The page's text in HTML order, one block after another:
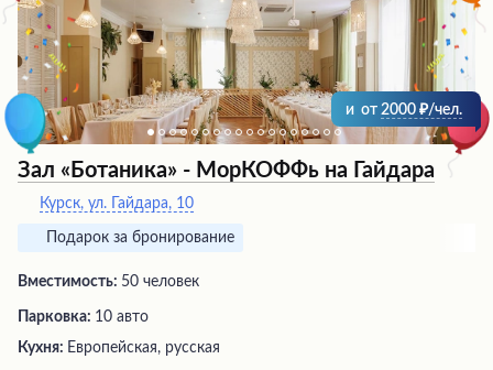
обратной связи от клиентов.
и от 2000 /чел.
Зал «Ботаника» - МорКОФФь на Гайдара
Курск, ул. Гайдара, 10
Подарок за бронирование
Вместимость: 50 человек
Парковка: 10 авто
Кухня: Европейская, русская